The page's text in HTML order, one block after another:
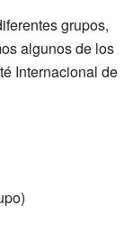
grupos,
algunos de los
Internacional de